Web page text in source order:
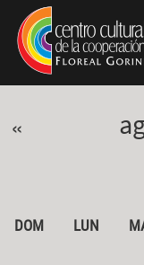
Pasar al contenido
Jump to main content
«
DOM LUN